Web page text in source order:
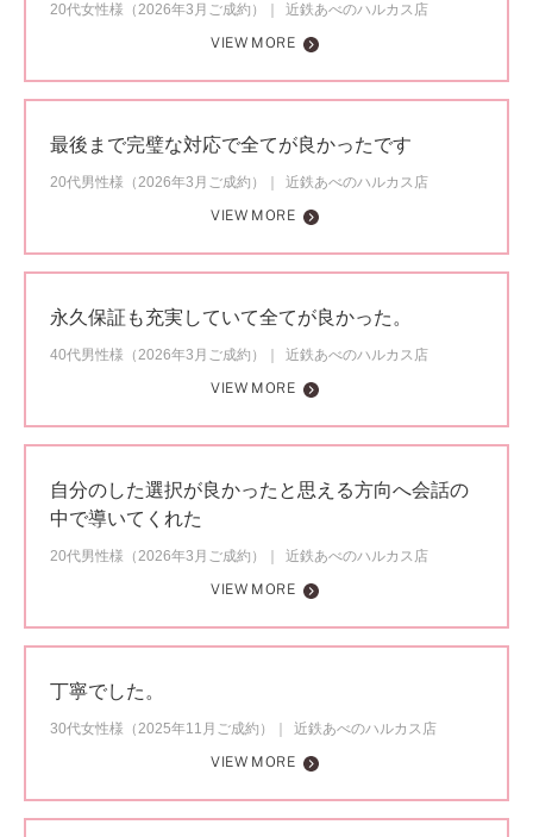
20代女性様（2026年3月ご成約）
近鉄あべのハルカス店
VIEW MORE
最後まで完璧な対応で全てが良かったです
20代男性様（2026年3月ご成約）
近鉄あべのハルカス店
VIEW MORE
永久保証も充実していて全てが良かった。
40代男性様（2026年3月ご成約）
近鉄あべのハルカス店
VIEW MORE
自分のした選択が良かったと思える方向へ会話の
中で導いてくれた
20代男性様（2026年3月ご成約）
近鉄あべのハルカス店
VIEW MORE
丁寧でした。
30代女性様（2025年11月ご成約）
近鉄あべのハルカス店
VIEW MORE